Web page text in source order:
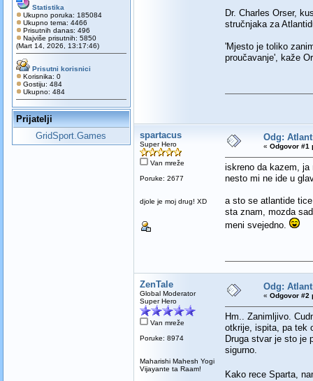
Statistika
Ukupno poruka: 185084
Ukupno tema: 4466
Prisutnih danas: 496
Najviše prisutnih: 5850
(Mart 14, 2026, 13:17:46)
Prisutni korisnici
Korisnika: 0
Gostiju: 484
Ukupno: 484
Prijatelji
GridSport.Games
Dr. Charles Orser,
stručnjaka za
'Mjesto je toliko
proučavanje', kaže
spartacus
Super Hero
Van mreže
Poruke: 2677
djole je moj drug! XD
Odg:
« Odgovor #1
iskreno da kazem, ja
nesto mi ne ide u
a sto se atlantide
sta znam, mozda
meni svejedno.
ZenTale
Global Moderator
Super Hero
Van mreže
Poruke: 8974
Maharishi Mahesh Yogi
Vijayante ta Raam!
Odg:
« Odgovor #2
Hm.. Zanimljivo.
otkrije, ispita, pa tek
Druga stvar je sto je
sigurno.
Kako rece Sparta,